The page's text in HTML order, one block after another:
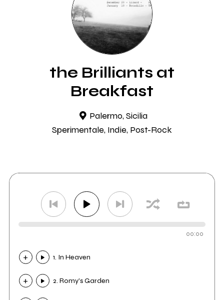
the Brilliants at
Breakfast
Palermo, Sicilia
Sperimentale, Indie, Post-Rock
00:00
1. In Heaven
2. Romy's Garden